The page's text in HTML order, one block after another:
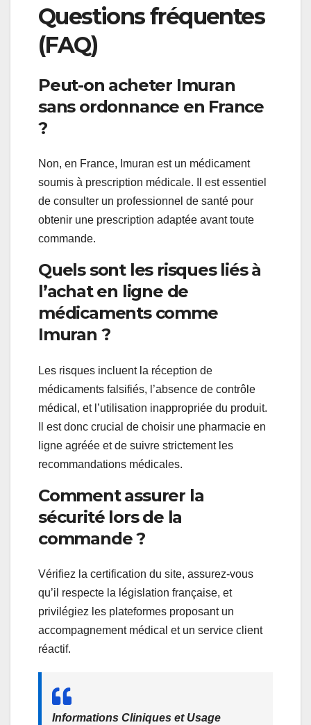
Questions fréquentes
(FAQ)
Peut-on acheter Imuran
sans ordonnance en France
?
Non, en France, Imuran est un médicament
soumis à prescription médicale. Il est essentiel
de consulter un professionnel de santé pour
obtenir une prescription adaptée avant toute
commande.
Quels sont les risques liés à
l’achat en ligne de
médicaments comme
Imuran ?
Les risques incluent la réception de
médicaments falsifiés, l’absence de contrôle
médical, et l’utilisation inappropriée du produit.
Il est donc crucial de choisir une pharmacie en
ligne agréée et de suivre strictement les
recommandations médicales.
Comment assurer la
sécurité lors de la
commande ?
Vérifiez la certification du site, assurez-vous
qu’il respecte la législation française, et
privilégiez les plateformes proposant un
accompagnement médical et un service client
réactif.
Informations Cliniques et Usage